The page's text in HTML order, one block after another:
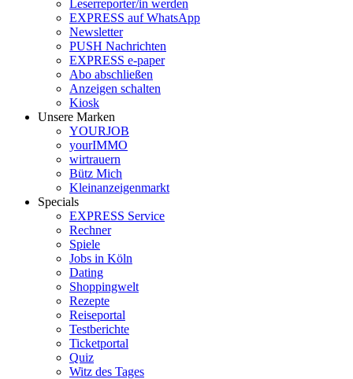
Leserreporter/in werden
EXPRESS auf WhatsApp
Newsletter
PUSH Nachrichten
EXPRESS e-paper
Abo abschließen
Anzeigen schalten
Kiosk
Unsere Marken
YOURJOB
yourIMMO
wirtrauern
Bütz Mich
Kleinanzeigenmarkt
Specials
EXPRESS Service
Rechner
Spiele
Jobs in Köln
Dating
Shoppingwelt
Rezepte
Reiseportal
Testberichte
Ticketportal
Quiz
Witz des Tages